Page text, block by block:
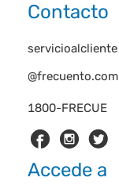
Contacto
1800-FRECUE
servicioalcliente
@frecuento.com
Accede a